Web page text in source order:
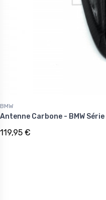
BMW
Antenne Carbone - BMW
119,95 €